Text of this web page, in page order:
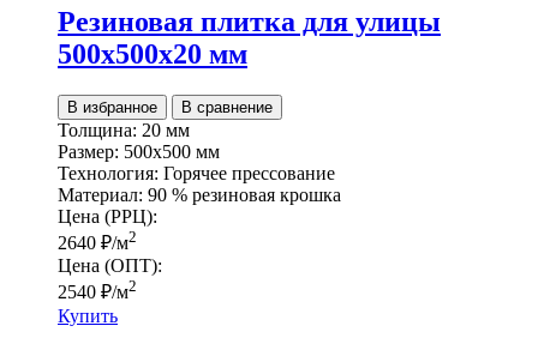
Резиновая плитка для улицы
500х500х20 мм
В избранное В сравнение
Толщина: 20 мм
Размер: 500х500 мм
Технология: Горячее прессование
Материал: 90 % резиновая крошка
Цена (РРЦ):
2640 ₽/м2
Цена (ОПТ):
2540 ₽/м2
Купить